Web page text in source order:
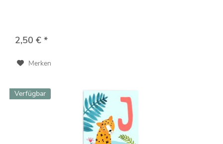
2,50 € *
Merken
Verfügbar